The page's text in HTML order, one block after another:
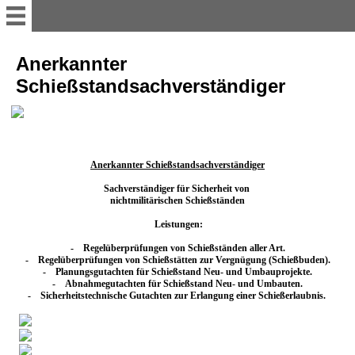
BKTACTICS
Sportschützen
Waffensachkunde für
Kurs - Training Basic
Kurs - Training Pistol I
Anerkannter
Schießstandsachverständiger
Anerkannter Schießstandsachverständiger
Sachverständiger für Sicherheit von
nichtmilitärischen Schießständen
Leistungen:
-    Regelüberprüfungen von Schießständen aller Art.
-    Regelüberprüfungen von Schießstätten zur Vergnügung (Schießbuden).
-    Planungsgutachten für Schießstand Neu- und Umbauprojekte.
-    Sicherheitstechnische Gutachten zur Erlangung einer Schießerlaubnis.